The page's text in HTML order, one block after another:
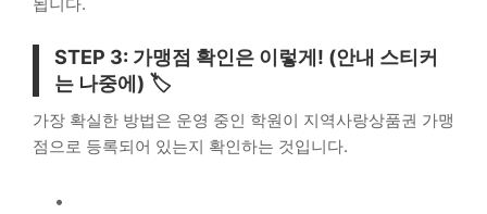
됩니다.
STEP 3: 가맹점 확인은 이렇게! (안내 스티커
는 나중에) 🏷️
가장 확실한 방법은 운영 중인 학원이 지역사랑상품권 가맹
점으로 등록되어 있는지 확인하는 것입니다.